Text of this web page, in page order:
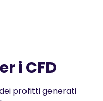
i CFD
profitti generati